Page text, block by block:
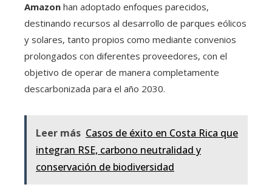
Amazon han adoptado enfoques parecidos,
destinando recursos al desarrollo de parques eólicos
y solares, tanto propios como mediante convenios
prolongados con diferentes proveedores, con el
objetivo de operar de manera completamente
descarbonizada para el año 2030.
Leer más Casos de éxito en Costa Rica que
integran RSE, carbono neutralidad y
conservación de biodiversidad